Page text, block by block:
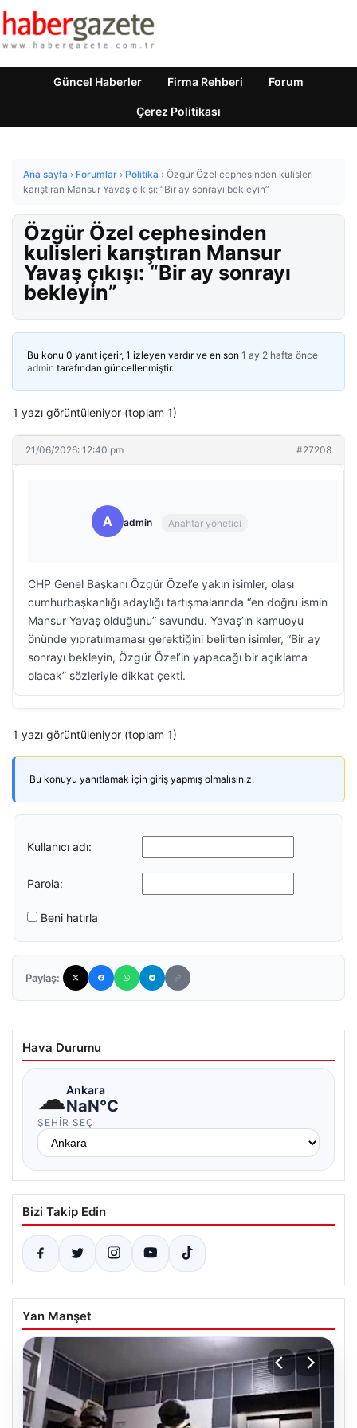
Güncel Haberler Firma Rehberi Forum
Çerez Politikası
Ana sayfa › Forumlar › Politika › Özgür Özel cephesinden kulisleri
karıştıran Mansur Yavaş çıkışı: “Bir ay sonrayı bekleyin”
Özgür Özel cephesinden
kulisleri karıştıran Mansur
Yavaş çıkışı: “Bir ay sonrayı
bekleyin”
Bu konu 0 yanıt içerir, 1 izleyen vardır ve en son 1 ay 2 hafta önce
admin tarafından güncellenmiştir.
1 yazı görüntüleniyor (toplam 1)
21/06/2026: 12:40 pm #27208
A admin Anahtar yönetici
CHP Genel Başkanı Özgür Özel’e yakın isimler, olası
cumhurbaşkanlığı adaylığı tartışmalarında “en doğru ismin
Mansur Yavaş olduğunu” savundu. Yavaş’ın kamuoyu
önünde yıpratılmaması gerektiğini belirten isimler, “Bir ay
sonrayı bekleyin, Özgür Özel’in yapacağı bir açıklama
olacak” sözleriyle dikkat çekti.
1 yazı görüntüleniyor (toplam 1)
Bu konuyu yanıtlamak için giriş yapmış olmalısınız.
Kullanıcı adı:
Parola:
Beni hatırla
Paylaş:
Hava Durumu
☁Ankara
NaN°C
ŞEHIR SEÇ
Bizi Takip Edin
Yan Manşet